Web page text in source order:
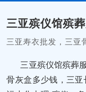
三亚殡仪馆殡
三亚寿衣批发，三亚
三亚殡仪馆殡葬
骨灰盒多少钱，三